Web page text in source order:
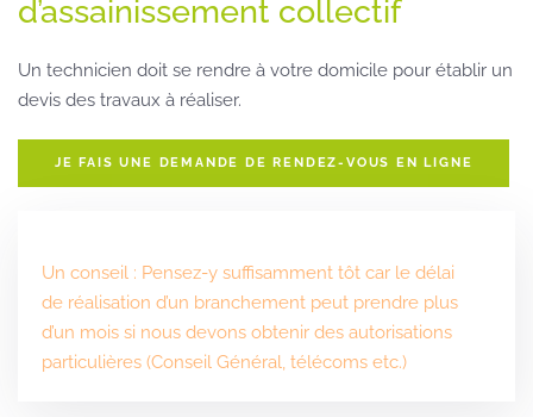
d’assainissement collectif
Un technicien doit se rendre à votre domicile pour établir un
devis des travaux à réaliser.
JE FAIS UNE DEMANDE DE RENDEZ-VOUS EN LIGNE
Un conseil : Pensez-y suffisamment tôt car le délai
de réalisation d’un branchement peut prendre plus
d’un mois si nous devons obtenir des autorisations
particulières (Conseil Général, télécoms etc.)